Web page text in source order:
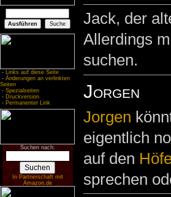
- Links auf diese Seite
- Änderungen an verlinkten
Seiten
- Spezialseiten
- Druckversion
- Permanenter Link
Suchen nach:
In Partnerschaft mit
Amazon.de
Jack, der
Allerdings
suchen.
Jorgen
Jorgen
eigentlich
auf den
sprechen